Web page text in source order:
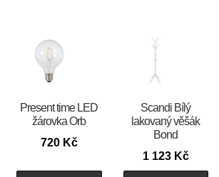
Present time LED
žárovka Orb
720 Kč
Scandi Bílý
lakovaný věšák
Bond
1 123 Kč